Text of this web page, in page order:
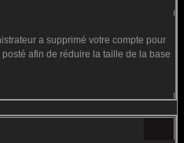
a supprimé votre compte pour
afin de réduire la taille de la base